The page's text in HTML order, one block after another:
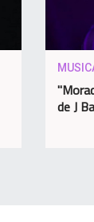
de J